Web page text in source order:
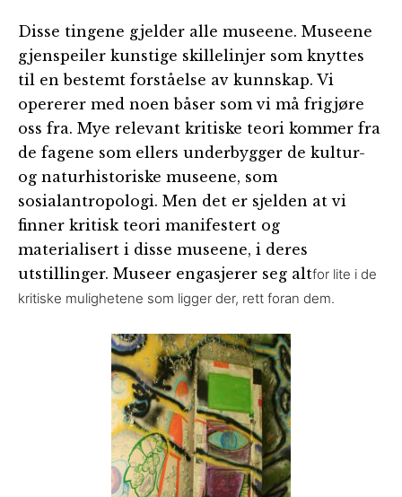
Disse tingene gjelder alle museene. Museene
gjenspeiler kunstige skillelinjer som knyttes
til en bestemt forståelse av kunnskap. Vi
opererer med noen båser som vi må frigjøre
oss fra. Mye relevant kritiske teori kommer fra
de fagene som ellers underbygger de kultur-
og naturhistoriske museene, som
sosialantropologi. Men det er sjelden at vi
finner kritisk teori manifestert og
materialisert i disse museene, i deres
utstillinger. Museer engasjerer seg altfor lite i de
kritiske mulighetene som ligger der, rett foran dem.